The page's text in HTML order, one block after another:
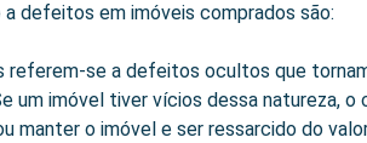
defeitos em imóveis comprados são:
se a defeitos ocultos que
um imóvel tiver vícios dessa natureza,
manter o imóvel e ser ressarcido do